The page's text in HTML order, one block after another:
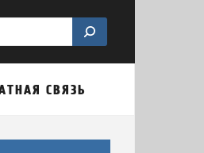
СВЯЗЬ